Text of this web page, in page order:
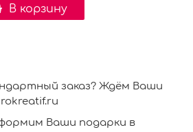
В корзину
заказ? Ждём Ваши
Ваши подарки в